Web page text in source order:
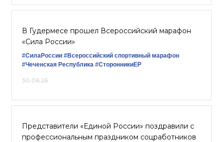
В Гудермесе прошел Всероссийский марафон
«Сила России»
#СилаРоссии #Всероссийский спортивный марафон
#Чеченская Республика #СторонникиЕР
30.06.26
Представители «Единой России» поздравили с
профессиональным праздником соцработников